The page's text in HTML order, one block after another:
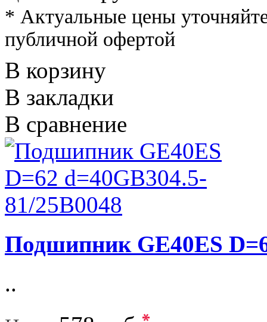
* Актуальные цены
публичной офертой
В корзину
В закладки
В сравнение
Подшипник GE40ES
..